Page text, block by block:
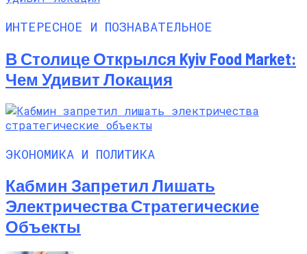
ИНТЕРЕСНОЕ И ПОЗНАВАТЕЛЬНОЕ
В Столице Открылся Kyiv Food Market:
Чем Удивит Локация
ЭКОНОМИКА И ПОЛИТИКА
Кабмин Запретил Лишать
Электричества Стратегические
Объекты